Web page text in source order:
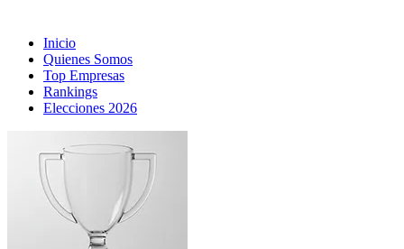
Inicio
Quienes Somos
Top Empresas
Rankings
Elecciones 2026